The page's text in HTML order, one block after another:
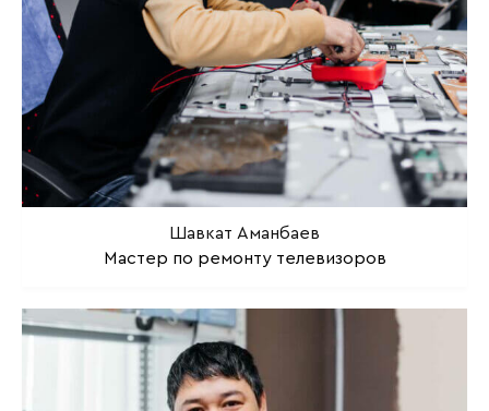
Шавкат Аманбаев
Мастер по ремонту телевизоров